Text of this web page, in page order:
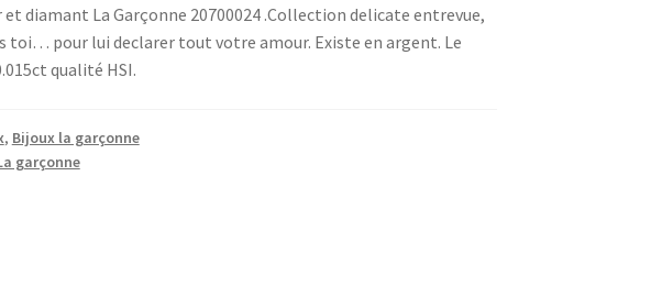
diamant La Garçonne 20700024 .Collection delicate entrevue,
toi… pour lui declarer tout votre amour. Existe en argent. Le
qualité HSI.
, Bijoux la garçonne
garçonne